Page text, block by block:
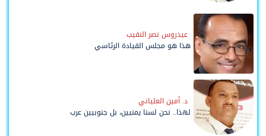
عيدروس نصر النقيب
هذا هو مجلس القيادة الرئاسي
د. أمين العلياني
لهذا.. نحن لسنا يمنيين، بل جنوبيين عرب